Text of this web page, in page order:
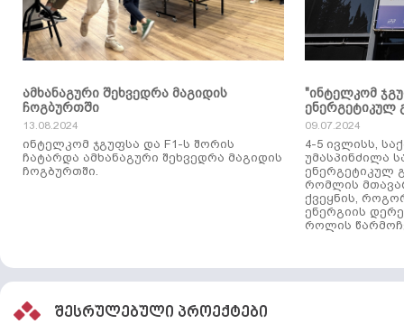
ამხანაგური შეხვედრა მაგიდის
ჩოგბურთში
13.08.2024
ინტელკომ ჯგუფსა და F1-ს შორის
ჩატარდა ამხანაგური შეხვედრა მაგიდის
ჩოგბურთში.
"ინტელკომ
ენერგეტიკულ
09.07.2024
4-5 ივლისს,
უმასპინძილა
ენერგეტიკულ
რომლის
ქვეყნის,
ენერგიის
როლის
შესრულებული პროექტები